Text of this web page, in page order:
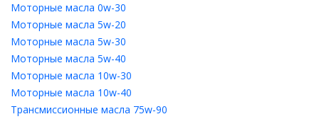
Моторные масла 0w-30
Моторные масла 5w-20
Моторные масла 5w-30
Моторные масла 5w-40
Моторные масла 10w-30
Моторные масла 10w-40
Трансмиссионные масла 75w-90